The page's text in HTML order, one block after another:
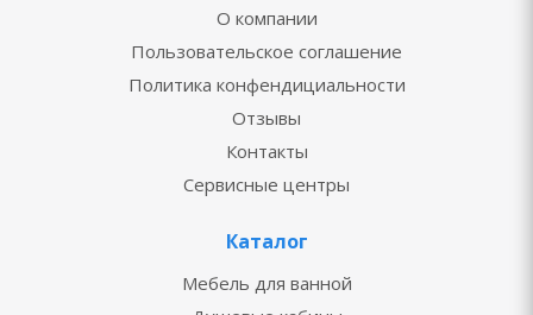
О компании
Пользовательское соглашение
Политика конфендициальности
Отзывы
Контакты
Сервисные центры
Каталог
Мебель для ванной